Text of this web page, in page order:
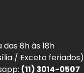
8h às 18h
/ Exceto feriados)
(11) 3014-0507